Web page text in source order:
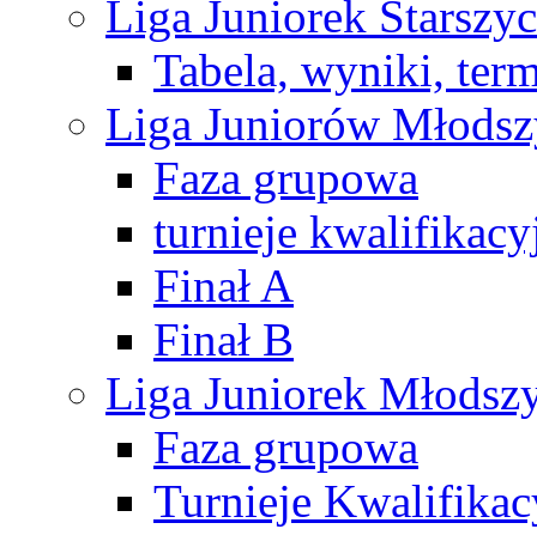
Liga Juniorek
Tabela, wyniki,
Liga Juniorów
Faza grupowa
turnieje
Finał A
Finał B
Liga Juniorek
Faza grupowa
Turnieje